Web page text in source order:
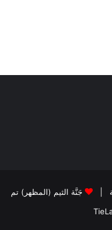
جَنَّة الثيم (المظهر) تم